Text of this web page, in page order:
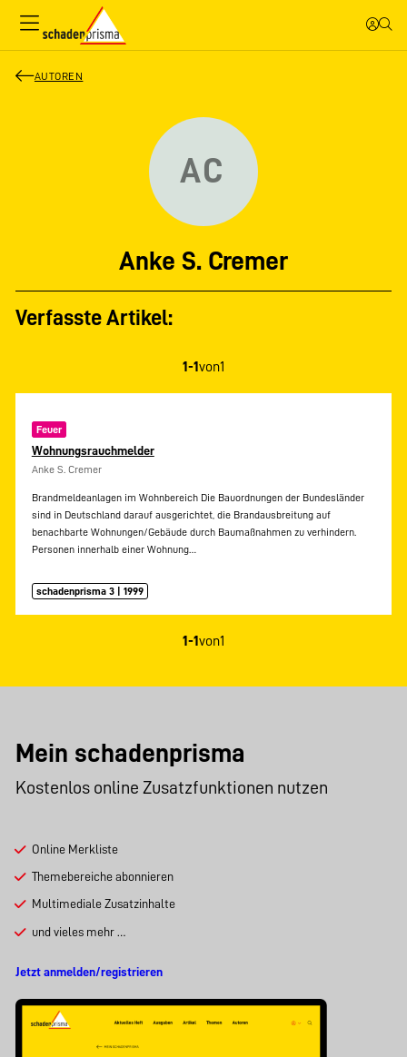
AUTOREN
AC
Anke S. Cremer
Verfasste Artikel:
1-1von1
Feuer
Wohnungsrauchmelder
Anke S. Cremer
Brandmeldeanlagen im Wohnbereich Die Bauordnungen der Bundesländer
sind in Deutschland darauf ausgerichtet, die Brandausbreitung auf
benachbarte Wohnungen/Gebäude durch Baumaßnahmen zu verhindern.
Personen innerhalb einer Wohnung…
schadenprisma 3 | 1999
1-1von1
Mein schadenprisma
Kostenlos online Zusatzfunktionen nutzen
Online Merkliste
Themebereiche abonnieren
Multimediale Zusatzinhalte
und vieles mehr …
Jetzt anmelden/registrieren